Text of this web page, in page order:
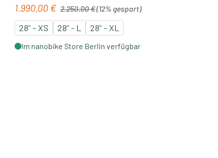
Verkaufspreis:
1.990,00 € Regulärer Preis:
2.250,00 €(12% gespart)
28" - XS 28" - L 28" - XL
Im nanobike Store Berlin verfügbar